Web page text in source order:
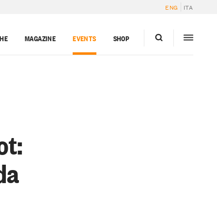
ENG ITA
MAGAZINE EVENTS SHOP